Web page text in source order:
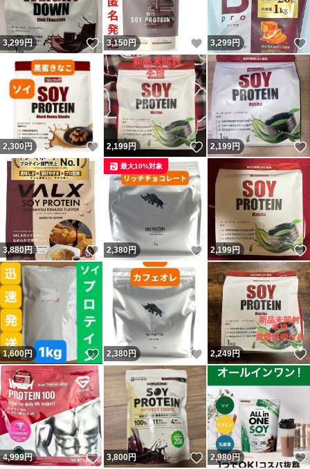
3,299円 いいね！
3,150円 いいね！
3,299円
2,300円 いいね！
2,199円 いいね！
2,199円
3,880円 いいね！
2,380円 いいね！
最大10%対象
2,199円
1,600円 いいね！
2,380円 いいね！
2,249円
4,999円 いいね！
3,800円 いいね！
2,980円